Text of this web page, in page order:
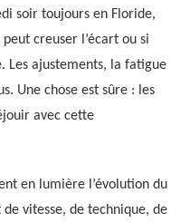
soir toujours en Floride,
creuser l’écart ou si
Les ajustements, la fatigue
Une chose est sûre : les
avec cette
en lumière l’évolution du
vitesse, de technique, de